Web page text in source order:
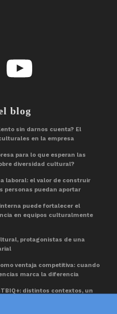
blog
sin darnos cuenta? El
en la empresa
para lo que esperan las
diversidad cultural?
laboral: el valor de construir
personas puedan aportar
puede fortalecer el
en equipos culturalmente
protagonistas de una
ventaja competitiva: cuando
marca la diferencia
distintos contextos, un